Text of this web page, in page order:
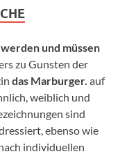
und müssen
zu Gunsten der
das Marburger. auf
weiblich und
sind
ebenso wie
individuellen